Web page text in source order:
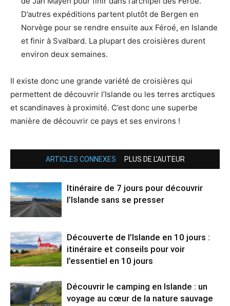
D’autres expéditions partent plutôt de Bergen en
Norvège pour se rendre ensuite aux Féroé, en Islande
et finir à Svalbard. La plupart des croisières durent
environ deux semaines.
Il existe donc une grande variété de croisières qui
permettent de découvrir l’Islande ou les terres arctiques
et scandinaves à proximité. C’est donc une superbe
manière de découvrir ce pays et ses environs !
ARTICLES CONNEXES PLUS DE L'AUTEUR
Itinéraire de 7 jours pour découvrir
l’Islande sans se presser
Découverte de l’Islande en 10 jours :
itinéraire et conseils pour voir
l’essentiel en 10 jours
Découvrir le camping en Islande : un
voyage au cœur de la nature sauvage